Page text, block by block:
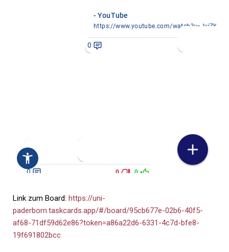
Link zum Board: https://uni-
paderborn.taskcards.app/#/board/95cb677e-02b6-40f5-
af68-71df59d62e86?token=a86a22d6-6331-4c7d-bfe8-
19f691802bcc